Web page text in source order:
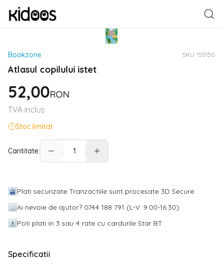
Bookzone SKU: 155150
Atlasul copilului istet
52,00RON
TVA inclus
Stoc limitat
Cantitate:
Plati securizate Tranzactiile sunt procesate 3D Secure
Ai nevoie de ajutor? 0744 188 791 (L-V: 9:00-16:30)
Poti plati in 3 sau 4 rate cu cardurile Star BT
Specificatii